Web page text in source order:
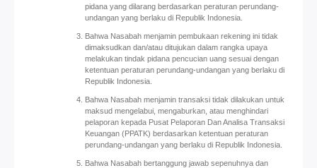
pidana yang dilarang berdasarkan peraturan perundang-
undangan yang berlaku di Republik Indonesia.
Bahwa Nasabah menjamin pembukaan rekening ini tidak
dimaksudkan dan/atau ditujukan dalam rangka upaya
melakukan tindak pidana pencucian uang sesuai dengan
ketentuan peraturan perundang-undangan yang berlaku di
Republik Indonesia.
Bahwa Nasabah menjamin transaksi tidak dilakukan untuk
maksud mengelabui, mengaburkan, atau menghindari
pelaporan kepada Pusat Pelaporan Dan Analisa Transaksi
Keuangan (PPATK) berdasarkan ketentuan peraturan
perundang-undangan yang berlaku di Republik Indonesia.
Bahwa Nasabah bertanggung jawab sepenuhnya dan